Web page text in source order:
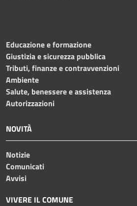
Educazione e formazione
Giustizia e sicurezza pubblica
Tributi, finanze e contravvenzioni
Ambiente
Salute, benessere e assistenza
Autorizzazioni
NOVITÀ
Notizie
Comunicati
Avvisi
VIVERE IL COMUNE